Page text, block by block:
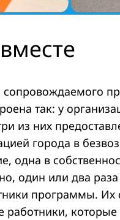
так: у
из них
города в
одна в
один или два раза
программы.
работники,